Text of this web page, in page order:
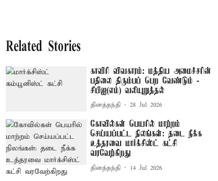
Related Stories
காவிரி விவகாரம்: மத்திய அமைச்சரின்
பதிலை திரும்பப் பெற வேண்டும் -
சிபிஐ(எம்) வலியுறுத்தல்
தினத்தந்தி 28 Jul 2026
கோவில்கள் பெயரில் மாற்றம்
செய்யப்பட்ட நிலங்கள்: தடை நீக்க
உத்தரவை மார்க்சிஸ்ட் கட்சி
வரவேற்கிறது
தினத்தந்தி 14 Jul 2026